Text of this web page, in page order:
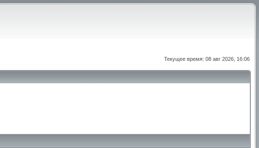
Текущее время: 08 авг 2026, 16:06